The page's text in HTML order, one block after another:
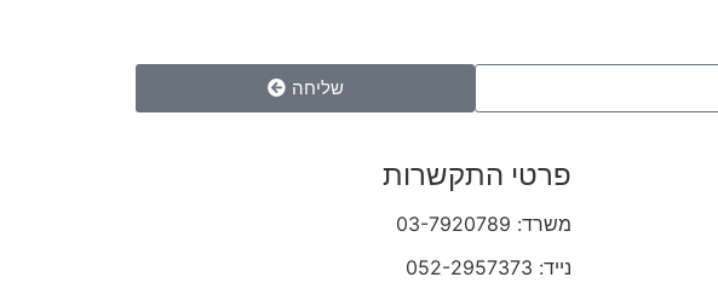
שליחה
פרטי התקשרות
משרד: 03-7920789
נייד: 052-2957373